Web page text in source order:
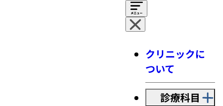
クリニックに
ついて
診療科目